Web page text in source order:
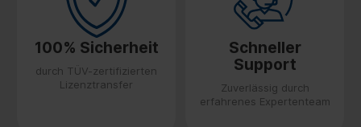
100% Sicherheit
durch TÜV-zertifizierten
Lizenztransfer
Schneller
Support
Zuverlässig durch
erfahrenes Expertenteam